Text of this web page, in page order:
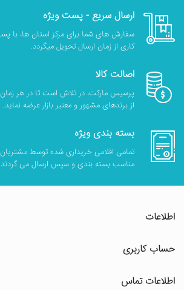
ارسال سریع - پست ویژه
کاری از زمان ارسال تحویل میگردد.
اصالت کالا
پرسیس مارکت، در تلاش است تا در هر
از برندهای مشهور و معتبر بازار عرضه نماید.
بسته بندی ویژه
تمامی اقلامی خریداری شده توسط
مناسب بسته بندی و سپس ارسال می گردند.
اطلاعات
حساب کاربری
اطلاعات تماس